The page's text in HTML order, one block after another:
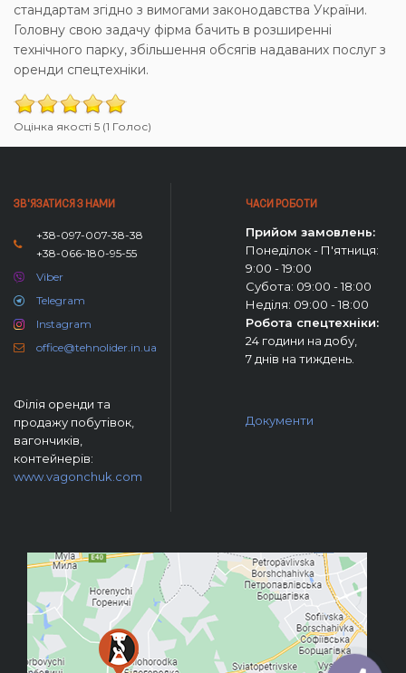
стандартам згідно з вимогами законодавства України.
Головну свою задачу фірма бачить в розширенні
технічного парку, збільшення обсягів надаваних послуг з
оренди спецтехніки.
Оцінка якості 5 (1 Голос)
ЗВ'ЯЗАТИСЯ З НАМИ
+38-097-007-38-38
+38-066-180-95-55
Viber
Telegram
Instagram
office@tehnolider.in.ua
Філія оренди та
продажу побутівок,
вагончиків,
контейнерів:
www.vagonchuk.com
ЧАСИ РОБОТИ
Прийом замовлень:
Понеділок - П'ятниця:
9:00 - 19:00
Субота: 09:00 - 18:00
Неділя: 09:00 - 18:00
Робота спецтехніки:
24 години на добу,
7 днів на тиждень.
Документи